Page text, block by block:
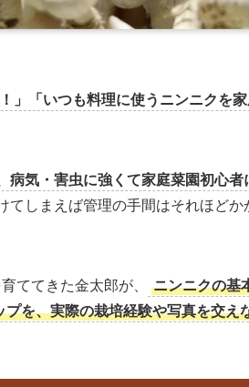
」「いつも料理に使うニンニクを
病気・害虫に強くて家庭菜園初心者
てしまえば管理の手間はそれほど
ててきた金太郎が、
ニンニクの基
を、実際の栽培経験や写真を交え